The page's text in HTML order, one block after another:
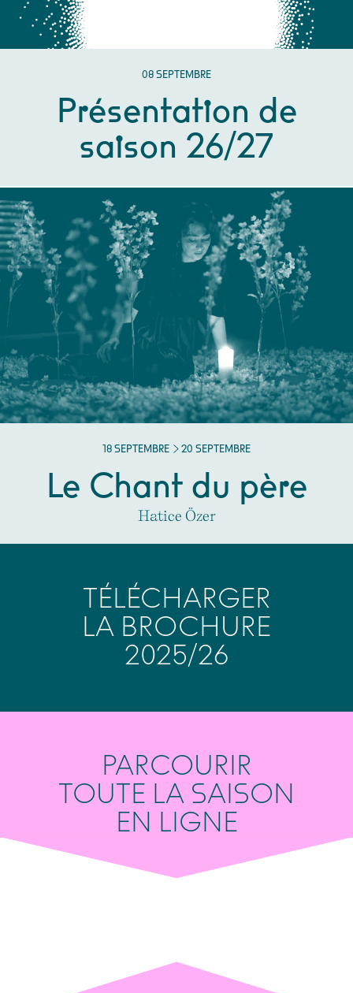
08 SEPTEMBRE
SEPTEMBRE
Présentation de
saison 26/27
DU
18 SEPTEMBRE
SEPTEMBRE AU
20 SEPTEMBRE
SEPTEMBRE
Le Chant du père
Hatice Özer
TÉLÉCHARGER
LA BROCHURE
2025/26
PARCOURIR
TOUTE LA SAISON
EN LIGNE